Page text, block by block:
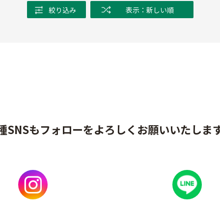
絞り込み 表示：新しい順
SNSもフォローをよろしくお願いいたしま